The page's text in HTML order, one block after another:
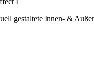
gestaltete Innen- &